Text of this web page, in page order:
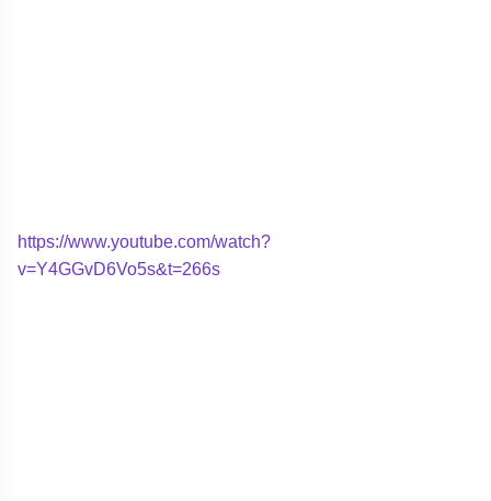
https://www.youtube.com/watch?
v=Y4GGvD6Vo5s&t=266s